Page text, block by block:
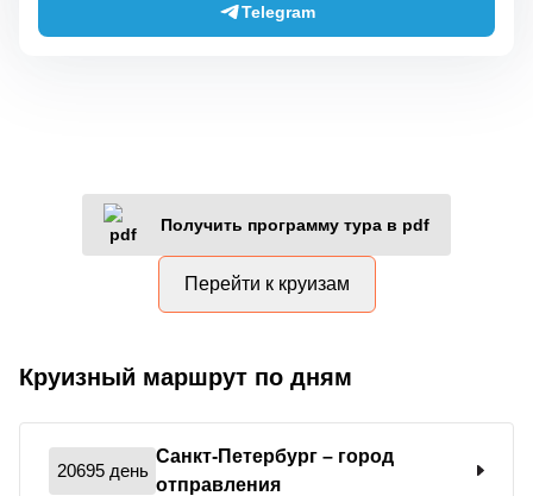
Telegram
Получить программу тура в pdf
Перейти к круизам
Круизный маршрут по дням
20695 день
Санкт-Петербург – город
отправления